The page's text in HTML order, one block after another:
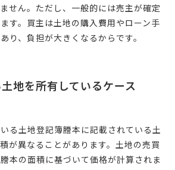
せん。ただし、一般的には売主が確定
す。買主は土地の購入費用やローン手
り、負担が大きくなるからです。
地を所有しているケース
る土地登記簿謄本に記載されている土
が異なることがあります。土地の売買
本の面積に基づいて価格が計算されま